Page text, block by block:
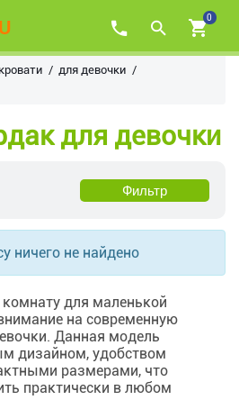
0
для девочки
для девочки
Фильтр
ничего не найдено
для маленькой
на современную
Данная модель
дизайном, удобством
размерами, что
практически в любом